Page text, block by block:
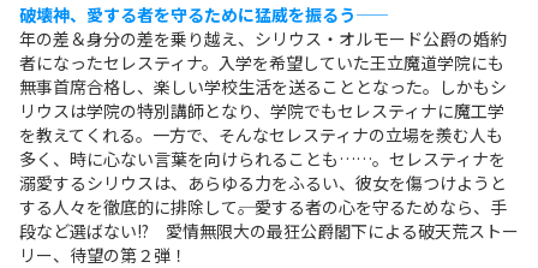
破壊神、愛する者を守るために猛威を振るう――
年の差＆身分の差を乗り越え、シリウス・オルモード公爵の婚約
者になったセレスティナ。入学を希望していた王立魔道学院にも
無事首席合格し、楽しい学校生活を送ることとなった。しかもシ
リウスは学院の特別講師となり、学院でもセレスティナに魔工学
を教えてくれる。一方で、そんなセレスティナの立場を羨む人も
多く、時に心ない言葉を向けられることも……。セレスティナを
溺愛するシリウスは、あらゆる力をふるい、彼女を傷つけようと
する人々を徹底的に排除して――。愛する者の心を守るためなら、手
段など選ばない!? 愛情無限大の最狂公爵閣下による破天荒ストー
リー、待望の第２弾！